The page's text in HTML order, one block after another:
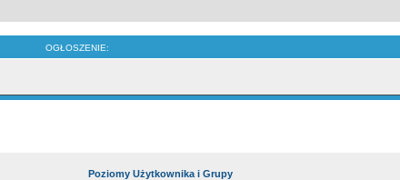
OGŁOSZENIE:
Poziomy Użytkownika i Grupy